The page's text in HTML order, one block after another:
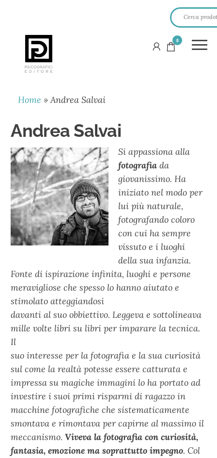
PSICOGRAFICI
EDITORE
0
Home »Andrea Salvai
Andrea Salvai
Si appassiona alla
fotografia da
giovanissimo. Ha
iniziato nel modo per
lui più naturale,
fotografando coloro
con cui ha sempre
vissuto e i luoghi
della sua infanzia.
Fonte di ispirazione infinita, luoghi e persone
meravigliose che spesso lo hanno aiutato e
stimolato atteggiandosi
davanti al suo obbiettivo. Leggeva e sottolineava
mille volte libri su libri per imparare la tecnica.
Il
suo interesse per la fotografia e la sua curiosità
sul come la realtà potesse essere catturata e
impressa su magiche immagini lo ha portato ad
investire i suoi primi risparmi di ragazzo in
macchine fotografiche che sistematicamente
smontava e rimontava per capirne al massimo il
meccanismo.Viveva la fotografia con curiosità,
fantasia, emozione ma soprattutto impegno. Col